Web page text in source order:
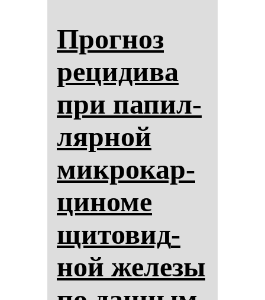
Прог­ноз
ре­ци­ди­ва
при па­пил­
ляр­ной
мик­ро­кар­
ци­но­ме
щи­то­вид­
ной же­ле­зы